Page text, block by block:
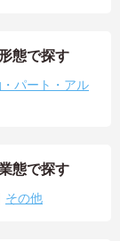
態で探す
パート・アル
態で探す
その他